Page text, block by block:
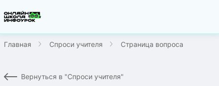
Главная Спроси учителя Страница вопроса
Вернуться в "Спроси учителя"